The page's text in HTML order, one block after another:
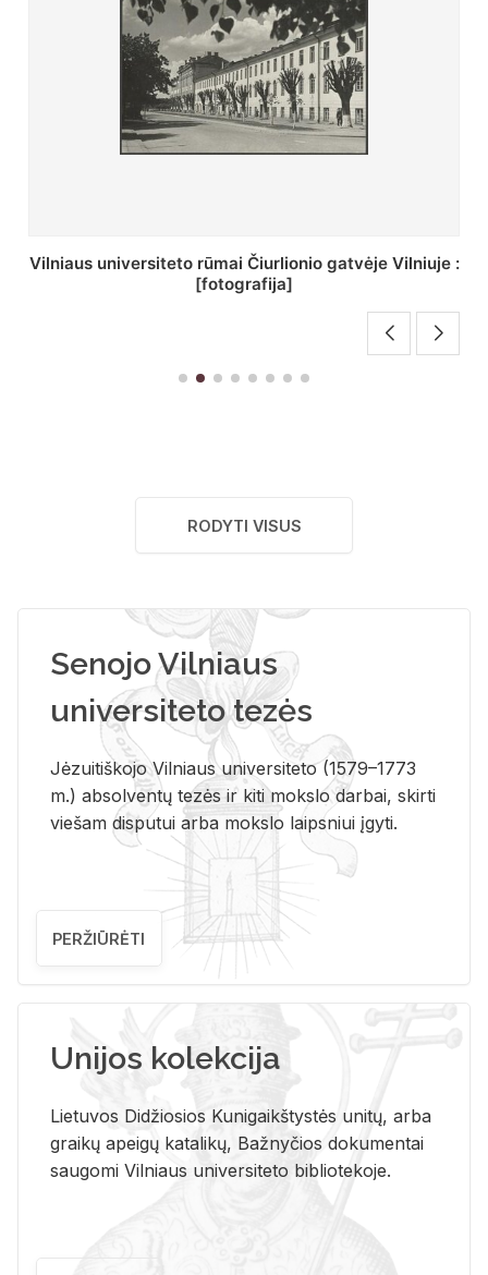
St. Batoro universiteto J. Pilsudskio kolegija :
[fotografija]
RODYTI VISUS
Senojo Vilniaus
universiteto tezės
Jėzuitiškojo Vilniaus universiteto (1579–1773
m.) absolventų tezės ir kiti mokslo darbai, skirti
viešam disputui arba mokslo laipsniui įgyti.
PERŽIŪRĖTI
Unijos kolekcija
Lietuvos Didžiosios Kunigaikštystės unitų, arba
graikų apeigų katalikų, Bažnyčios dokumentai
saugomi Vilniaus universiteto bibliotekoje.